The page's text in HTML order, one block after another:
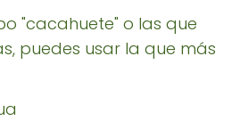
"cacahuete" o las que
puedes usar la que más